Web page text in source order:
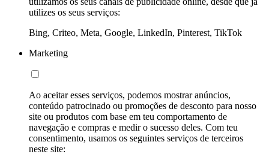
utilizes os seus serviços:
Bing, Criteo, Meta, Google, LinkedIn, Pinterest, TikTok
Marketing
Ao aceitar esses serviços, podemos mostrar anúncios,
conteúdo patrocinado ou promoções de desconto para nosso
site ou produtos com base em teu comportamento de
navegação e compras e medir o sucesso deles. Com teu
consentimento, usamos os seguintes serviços de terceiros
neste site: